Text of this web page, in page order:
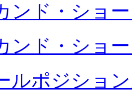
ンド・ショ
ンド・ショ
ルポジショ